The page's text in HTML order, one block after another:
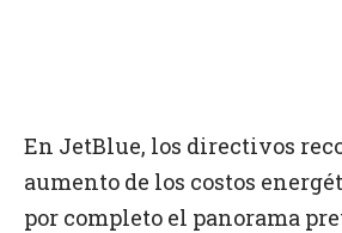
En JetBlue, los directivos
aumento de los costos
por completo el panorama